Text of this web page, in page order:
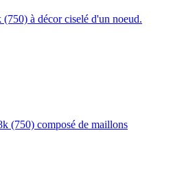
à décor ciselé d'un noeud.
(750) composé de maillons